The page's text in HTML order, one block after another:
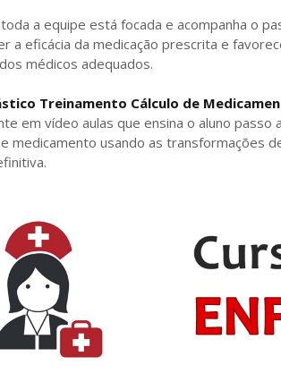
a equipe está focada e acompanha o
a eficácia da medicação prescrita e
médicos adequados.
Treinamento Cálculo de
em vídeo aulas que ensina o aluno
medicamento usando as transformações